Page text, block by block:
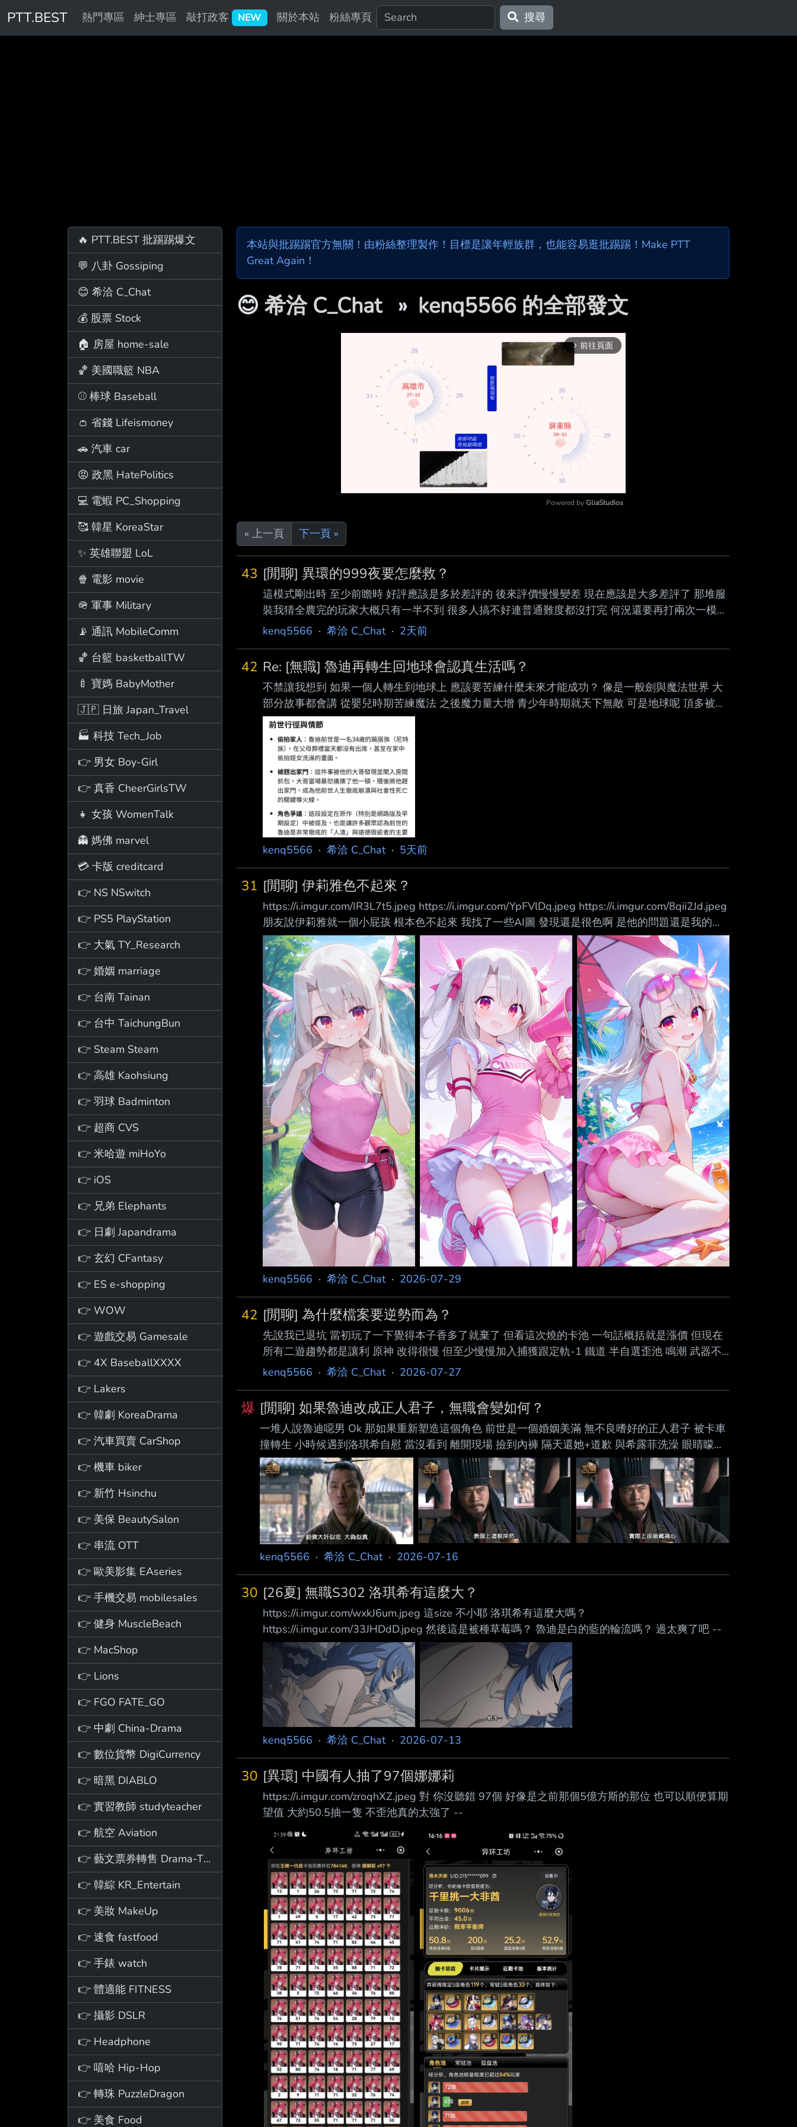
PTT.BEST 熱門專區 紳士專區 敲打政客 NEW 關於本站 粉絲專頁 搜尋
🔥 PTT.BEST 批踢踢爆文
💬 八卦 Gossiping
😊 希洽 C_Chat
💰 股票 Stock
🏠 房屋 home-sale
🏀 美國職籃 NBA
⚾ 棒球 Baseball
👛 省錢 Lifeismoney
🚗 汽車 car
😡 政黑 HatePolitics
💻 電蝦 PC_Shopping
🥰 韓星 KoreaStar
✨ 英雄聯盟 LoL
🍿 電影 movie
🪖 軍事 Military
📡 通訊 MobileComm
🏀 台籃 basketballTW
🍼 寶媽 BabyMother
🇯🇵 日旅 Japan_Travel
🏭 科技 Tech_Job
👉 男女 Boy-Girl
👉 真香 CheerGirlsTW
👧 女孩 WomenTalk
👻 媽佛 marvel
💳 卡版 creditcard
👉 NS NSwitch
👉 PS5 PlayStation
👉 大氣 TY_Research
👉 婚姻 marriage
👉 台南 Tainan
👉 台中 TaichungBun
👉 Steam Steam
👉 高雄 Kaohsiung
👉 羽球 Badminton
👉 超商 CVS
👉 米哈遊 miHoYo
👉 iOS
👉 兄弟 Elephants
👉 日劇 Japandrama
👉 玄幻 CFantasy
👉 ES e-shopping
👉 WOW
👉 遊戲交易 Gamesale
👉 4X BaseballXXXX
👉 Lakers
👉 韓劇 KoreaDrama
👉 汽車買賣 CarShop
👉 機車 biker
👉 新竹 Hsinchu
👉 美保 BeautySalon
👉 串流 OTT
👉 歐美影集 EAseries
👉 手機交易 mobilesales
👉 健身 MuscleBeach
👉 MacShop
👉 Lions
👉 FGO FATE_GO
👉 中劇 China-Drama
👉 數位貨幣 DigiCurrency
👉 暗黑 DIABLO
👉 實習教師 studyteacher
👉 航空 Aviation
👉 藝文票券轉售 Drama-Ticket
👉 韓綜 KR_Entertain
👉 美妝 MakeUp
👉 速食 fastfood
👉 手錶 watch
👉 體適能 FITNESS
👉 攝影 DSLR
👉 Headphone
👉 嘻哈 Hip-Hop
👉 轉珠 PuzzleDragon
👉 美食 Food
本站與批踢踢官方無關！由粉絲整理製作！目標是讓年輕族群，也能容易逛批踢踢！Make PTT
Great Again！
😊 希洽 C_Chat » kenq5566 的全部發文
arrow_forward_ios 前往頁面
Powered by GliaStudios
« 上一頁 下一頁 »
43 [閒聊] 異環的999夜要怎麼救？
這模式剛出時 至少前瞻時 好評應該是多於差評的 後來評價慢慢變差 現在應該是大多差評了 那堆服
裝我猜全農完的玩家大概只有一半不到 很多人搞不好連普通難度都沒打完 何況還要再打兩次一模一
樣的流程 官方說是常駐玩法 所以應該會想要救 問題是要怎麼救 增加地圖？ 我承認它地圖場景很漂
夜跟一般大世界沒差別 那就變相它做了一個箱庭地圖而已 增加玩法？ 或是說拓展玩法 我認為這才
是最重要的 不過999夜本質是一個類D2刷寶
kenq5566 · 希洽 C_Chat· 2天前
42 Re: [無職] 魯迪再轉生回地球會認真生活嗎？
不禁讓我想到 如果一個人轉生到地球上 應該要苦練什麼未來才能成功？ 像是一般劍與魔法世界 大
部分故事都會講 從嬰兒時期苦練魔法 之後魔力量大增 青少年時期就天下無敵 可是地球呢 頂多被當
成天才兒童 但也是會得早而已 不代表會得多 例如你一歲就會微積分 不代表你未來能解出黎曼猜想
剩下體能之類的更不用說了 除非你有外掛 不然你一歲就開始練硬舉是能幹嘛 -- 所以回原文的問題
魯迪再回到地球會認真嗎？ 答案是可能會 但是認真的結果就還是一個普通的社畜 可能家庭幸福 但
就是一般人 要像原本的魯迪這樣 在異世界大
kenq5566 · 希洽 C_Chat· 5天前
31 [閒聊] 伊莉雅色不起來？
https://i.imgur.com/IR3L7t5.jpeg https://i.imgur.com/YpFVlDq.jpeg https://i.imgur.com/8qii2Jd.jpeg
朋友說伊莉雅就一個小屁孩 根本色不起來 我找了一些AI圖 發現還是很色啊 是他的問題還是我的問
題？ --
kenq5566 · 希洽 C_Chat· 2026-07-29
42 [閒聊] 為什麼檔案要逆勢而為？
先說我已退坑 當初玩了一下覺得本子香多了就棄了 但看這次燒的卡池 一句話概括就是漲價 但現在
所有二遊趨勢都是讓利 原神 改得很慢 但至少慢慢加入捕獲跟定軌-1 鐵道 半自選歪池 鳴潮 武器不
歪 公連 保底門檻降低 異環 不多說了 不歪池又送一堆 第一次看到卡池漲價的 檔案不覺得自己怪怪
kenq5566 · 希洽 C_Chat· 2026-07-27
爆 [閒聊] 如果魯迪改成正人君子，無職會變如何？
一堆人說魯迪噁男 Ok 那如果重新塑造這個角色 前世是一個婚姻美滿 無不良嗜好的正人君子 被卡車
撞轉生 小時候遇到洛琪希自慰 當沒看到 離開現場 撿到內褲 隔天還她+道歉 與希露菲洗澡 眼睛矇住
不看 艾莉絲說可以 當紳士做騎士禮吻她手 曉以大義說女生要愛惜自己身體 你還年輕等 旅途上潔身
自愛 不吃女生豆腐 不男凝 選定一個老婆 愛她一生 不婚前性行為 不在懷孕時離開家 生完小孩後隔三
年再跟老婆討論生育計劃 這樣會變如何？ --
kenq5566 · 希洽 C_Chat· 2026-07-16
30 [26夏] 無職S302 洛琪希有這麼大？
https://i.imgur.com/wxkJ6um.jpeg 這size 不小耶 洛琪希有這麼大嗎？
https://i.imgur.com/33JHDdD.jpeg 然後這是被種草莓嗎？ 魯迪是白的藍的輪流嗎？ 過太爽了吧 --
kenq5566 · 希洽 C_Chat· 2026-07-13
30 [異環] 中國有人抽了97個娜娜莉
https://i.imgur.com/zroqhXZ.jpeg 對 你沒聽錯 97個 好像是之前那個5億方斯的那位 也可以順便算期
望值 大約50.5抽一隻 不歪池真的太強了 --